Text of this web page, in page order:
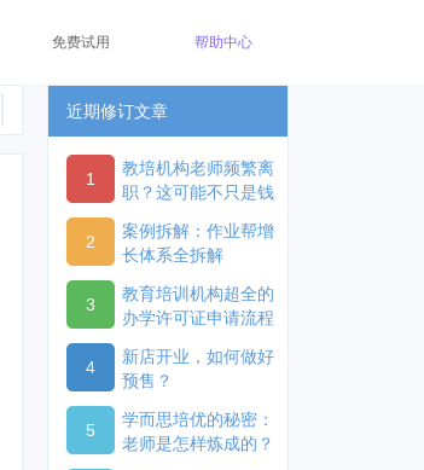
免费试用 帮助中心
近期修订文章
1
教培机构老师频繁离
职？这可能不只是钱
频繁离职？这可能不
只是钱的事儿
2
案例拆解：作业帮增
长体系全拆解
3
教育培训机构超全的
办学许可证申请流程
4
新店开业，如何做好
预售？
5
学而思培优的秘密：
老师是怎样炼成的？